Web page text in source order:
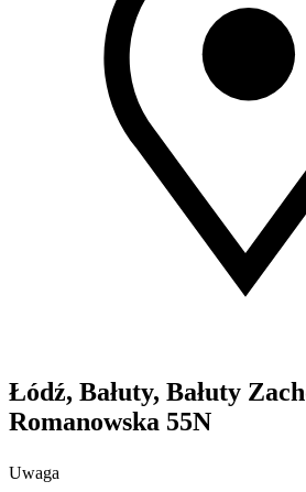
Łódź, Bałuty, Bałuty
Romanowska 55N
Uwaga